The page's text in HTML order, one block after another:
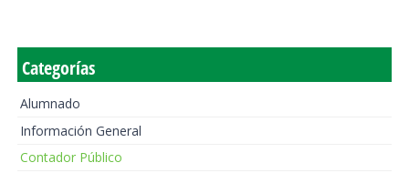
Categorías
Alumnado
Información General
Contador Público